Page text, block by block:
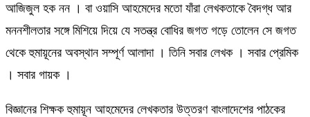
আজিজুল হক নন । বা ওয়াসি আহমেদের মতো যাঁরা লেখকতাকে বৈদগ্ধ আর
মননশীলতার সঙ্গে মিশিয়ে দিয়ে যে সতন্ত্র বোধির জগত গড়ে তোলেন সে জগত
থেকে হুমায়ূনের অবস্থান সম্পূর্ণ আলাদা । তিনি সবার লেখক । সবার প্রেমিক
। সবার গায়ক ।
বিজ্ঞানের শিক্ষক হুমায়ূন আহমেদের লেখকতার উত্তরণ বাংলাদেশের পাঠকের